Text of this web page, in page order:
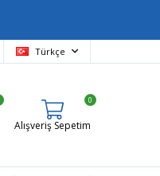
Türkçe
Alışveriş Sepetim
0